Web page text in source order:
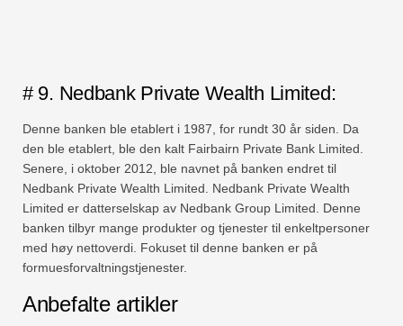
# 9. Nedbank Private Wealth Limited:
Denne banken ble etablert i 1987, for rundt 30 år siden. Da
den ble etablert, ble den kalt Fairbairn Private Bank Limited.
Senere, i oktober 2012, ble navnet på banken endret til
Nedbank Private Wealth Limited. Nedbank Private Wealth
Limited er datterselskap av Nedbank Group Limited. Denne
banken tilbyr mange produkter og tjenester til enkeltpersoner
med høy nettoverdi. Fokuset til denne banken er på
formuesforvaltningstjenester.
Anbefalte artikler